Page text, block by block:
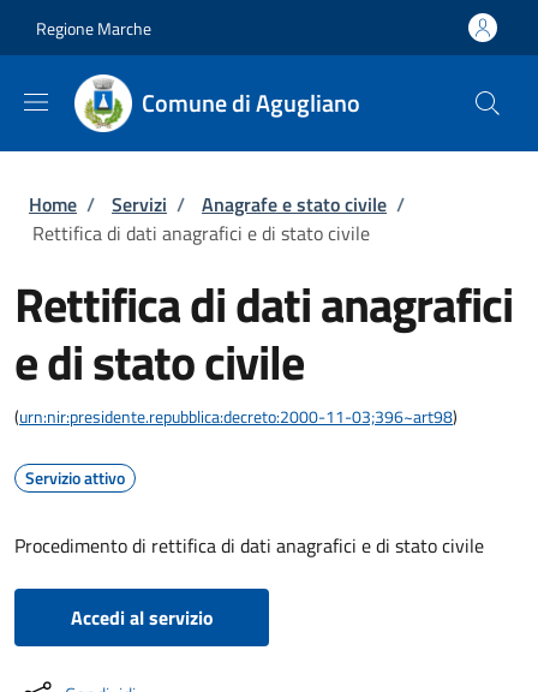
Regione Marche
Comune di Agugliano
Briciole di pane
Home / Servizi / Anagrafe e stato civile /
Rettifica di dati anagrafici e di stato civile
Rettifica di dati anagrafici
e di stato civile
(urn:nir:presidente.repubblica:decreto:2000-11-03;396~art98)
Servizio attivo
Procedimento di rettifica di dati anagrafici e di stato civile
Accedi al servizio